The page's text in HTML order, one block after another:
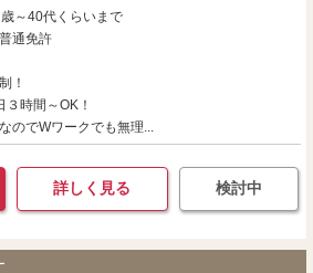
歳～40代くらいまで
通免許
！
時間～OK！
のでWワークでも無理...
詳しく見る 検討中